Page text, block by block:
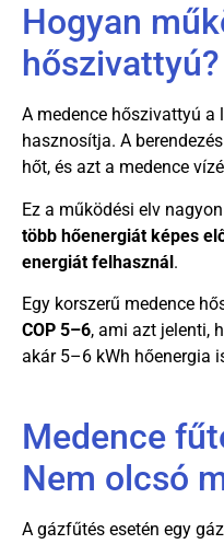
Hogyan
hőszivattyú?
A medence hőszivattyú a
hasznosítja. A
hőt, és azt a medence
Ez a működési elv
több hőenergiát képes
energiát felhasznál.
Egy korszerű medence
COP 5–6, ami azt jelenti,
akár 5–6 kWh hőenergia
Medence
Nem olcsó
A gázfűtés esetén egy